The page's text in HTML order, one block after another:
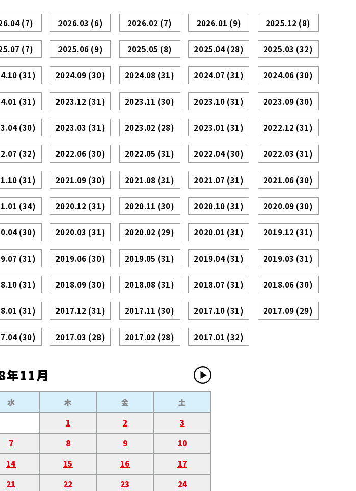
(7) 2026.03 (6) 2026.02 (7) 2026.01 (9) 2025.12 (8)
(7) 2025.06 (9) 2025.05 (8) 2025.04(28) 2025.03 (32)
(31) 2024.09 (30) 2024.08 (31) 2024.07 (31) 2024.06 (30)
(31) 2023.12 (31) 2023.11 (30) 2023.10 (31) 2023.09 (30)
(30) 2023.03 (31) 2023.02 (28) 2023.01 (31) 2022.12 (31)
(32) 2022.06 (30) 2022.05 (31) 2022.04(30) 2022.03 (31)
(31) 2021.09 (30) 2021.08 (31) 2021.07 (31) 2021.06 (30)
(34) 2020.12 (31) 2020.11 (30) 2020.10 (31) 2020.09 (30)
(30) 2020.03 (31) 2020.02 (29) 2020.01 (31) 2019.12 (31)
(31) 2019.06 (30) 2019.05 (31) 2019.04(31) 2019.03 (31)
(31) 2018.09 (30) 2018.08 (31) 2018.07 (31) 2018.06 (30)
(31) 2017.12 (31) 2017.11 (30) 2017.10 (31) 2017.09 (29)
(30) 2017.03 (28) 2017.02 (28) 2017.01 (32)
年11月
水 木 金
土
1
2
3
7 8 9
10
14 15 16
17
21 22 23 24